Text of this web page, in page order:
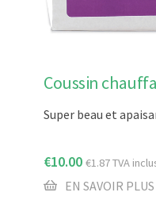
Coussin
Super beau et
€10.00 €1.87TVA
EN SAVOIR PLUS